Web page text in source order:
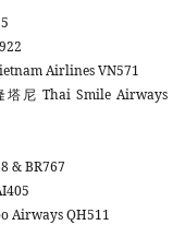
Airlines VN571
尼 Thai Smile Airways
& BR767
Airways QH511